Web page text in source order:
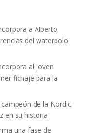
a Alberto
del waterpolo
al joven
fichaje para la
de la Nordic
en su historia
una fase de